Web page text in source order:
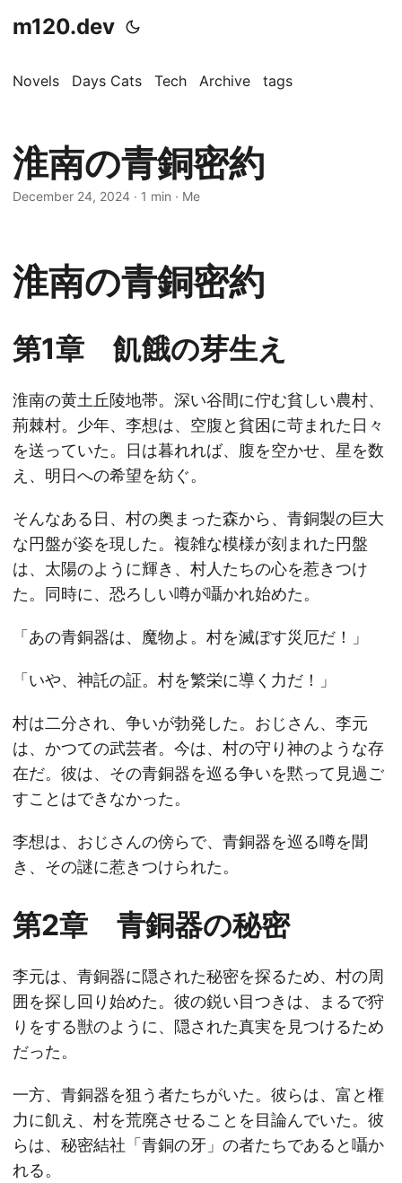
m120.dev
Novels Days Cats Tech Archive tags
淮南の青銅密約
December 24, 2024 · 1 min · Me
淮南の青銅密約
第1章 飢餓の芽生え
淮南の黄土丘陵地帯。深い谷間に佇む貧しい農村、
荊棘村。少年、李想は、空腹と貧困に苛まれた日々
を送っていた。日は暮れれば、腹を空かせ、星を数
え、明日への希望を紡ぐ。
そんなある日、村の奥まった森から、青銅製の巨大
な円盤が姿を現した。複雑な模様が刻まれた円盤
は、太陽のように輝き、村人たちの心を惹きつけ
た。同時に、恐ろしい噂が囁かれ始めた。
「あの青銅器は、魔物よ。村を滅ぼす災厄だ！」
「いや、神託の証。村を繁栄に導く力だ！」
村は二分され、争いが勃発した。おじさん、李元
は、かつての武芸者。今は、村の守り神のような存
在だ。彼は、その青銅器を巡る争いを黙って見過ご
すことはできなかった。
李想は、おじさんの傍らで、青銅器を巡る噂を聞
き、その謎に惹きつけられた。
第2章 青銅器の秘密
李元は、青銅器に隠された秘密を探るため、村の周
囲を探し回り始めた。彼の鋭い目つきは、まるで狩
りをする獣のように、隠された真実を見つけるため
だった。
一方、青銅器を狙う者たちがいた。彼らは、富と権
力に飢え、村を荒廃させることを目論んでいた。彼
らは、秘密結社「青銅の牙」の者たちであると囁か
れる。